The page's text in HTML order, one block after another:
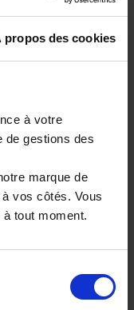
propos des cookies
à votre
de gestions des
marque de
vos côtés. Vous
tout moment.
- Boîte auto